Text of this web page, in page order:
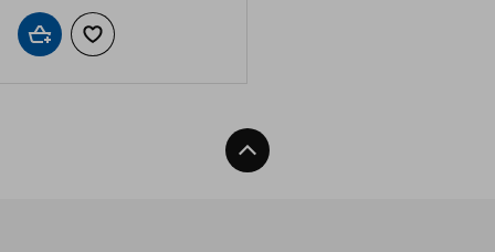
Προσθήκη στο καλάθι
Προσθήκη στα αγαπημένα
Back To Top